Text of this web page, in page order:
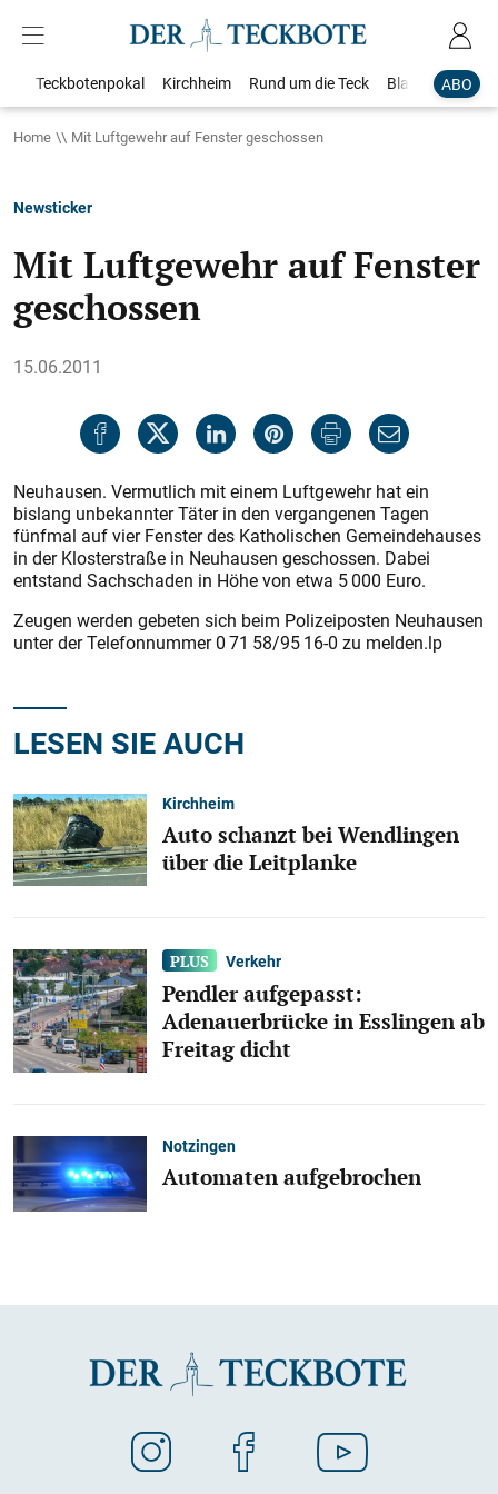
ABO
Teckbotenpokal Kirchheim Rund um die Teck Blaulicht
Home Mit Luftgewehr auf Fenster geschossen
Newsticker
Mit Luftgewehr auf Fenster
geschossen
15.06.2011
Neuhausen. Vermutlich mit einem Luftgewehr hat ein
bislang unbekannter Täter in den vergangenen Tagen
fünfmal auf vier Fenster des Katholischen Gemeindehauses
in der Klosterstraße in Neuhausen geschossen. Dabei
entstand Sachschaden in Höhe von etwa 5 000 Euro.
Zeugen werden gebeten sich beim Polizeiposten Neuhausen
unter der Telefonnummer 0 71 58/95 16-0 zu melden.lp
LESEN SIE AUCH
Kirchheim
Auto schanzt bei Wendlingen
über die Leitplanke
Verkehr
Pendler aufgepasst:
Adenauerbrücke in Esslingen ab
Freitag dicht
Notzingen
Automaten aufgebrochen